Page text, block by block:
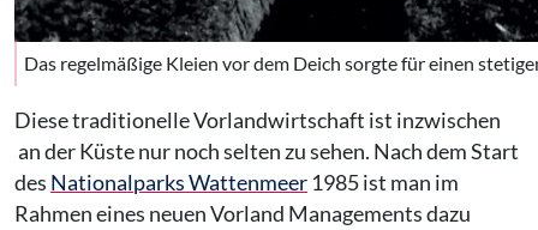
Das regelmäßige Kleien vor dem Deich sorgte für einen
Diese traditionelle Vorlandwirtschaft ist inzwischen
an der Küste nur noch selten zu sehen. Nach dem Start
des Nationalparks Wattenmeer 1985 ist man im
Rahmen eines neuen Vorland Managements dazu